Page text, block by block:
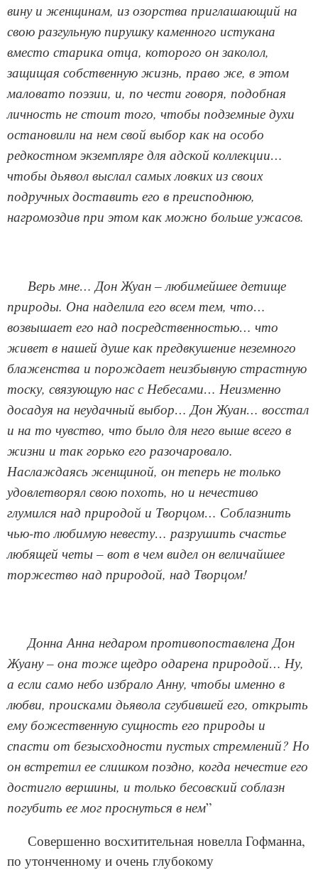
вину и женщинам, из озорства приглашающий на
свою разгульную пирушку каменного истукана
вместо старика отца, которого он заколол,
защищая собственную жизнь, право же, в этом
маловато поэзии, и, по чести говоря, подобная
личность не стоит того, чтобы подземные духи
остановили на нем свой выбор как на особо
редкостном экземпляре для адской коллекции…
чтобы дьявол выслал самых ловких из своих
подручных доставить его в преисподнюю,
нагромоздив при этом как можно больше ужасов.
Верь мне… Дон Жуан – любимейшее детище
природы. Она наделила его всем тем, что…
возвышает его над посредственностью… что
живет в нашей душе как предвкушение неземного
блаженства и порождает неизбывную страстную
тоску, связующую нас с Небесами… Неизменно
досадуя на неудачный выбор… Дон Жуан… восстал
и на то чувство, что было для него выше всего в
жизни и так горько его разочаровало.
Наслаждаясь женщиной, он теперь не только
удовлетворял свою похоть, но и нечестиво
глумился над природой и Творцом… Соблазнить
чью-то любимую невесту… разрушить счастье
любящей четы – вот в чем видел он величайшее
торжество над природой, над Творцом!
Донна Анна недаром противопоставлена Дон
Жуану – она тоже щедро одарена природой… Ну,
а если само небо избрало Анну, чтобы именно в
любви, происками дьявола сгубившей его, открыть
ему божественную сущность его природы и
спасти от безысходности пустых стремлений? Но
он встретил ее слишком поздно, когда нечестие его
достигло вершины, и только бесовский соблазн
погубить ее мог проснуться в нем”
Совершенно восхитительная новелла Гофманна,
по утонченному и очень глубокому